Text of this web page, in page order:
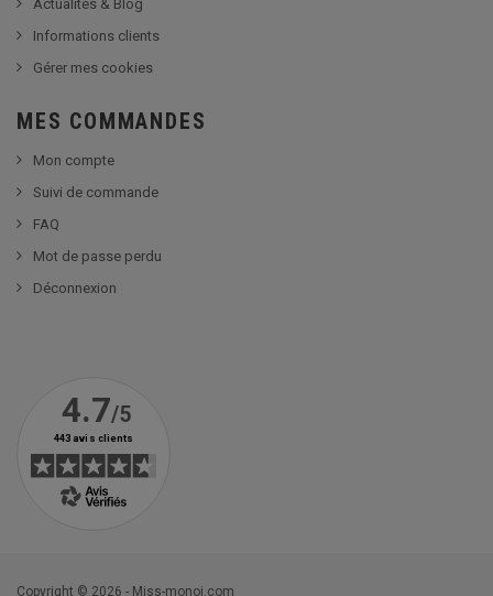
Actualités & Blog
Informations clients
Gérer mes cookies
MES COMMANDES
Mon compte
Suivi de commande
FAQ
Mot de passe perdu
Déconnexion
Copyright © 2026 - Miss-monoi.com